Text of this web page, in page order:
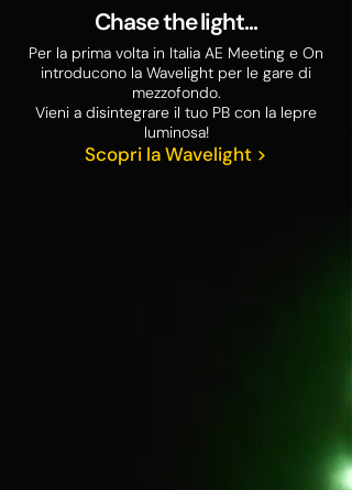
Chase the light...
Per la prima volta in Italia AE Meeting e On
introducono la Wavelight per le gare di
mezzofondo.
Vieni a disintegrare il tuo PB con la lepre
luminosa!
Scopri la Wavelight >